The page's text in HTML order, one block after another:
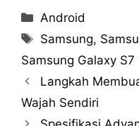
Categories
Android
Tags
Samsung,
Samsung Galaxy
Langkah
Wajah Sendiri